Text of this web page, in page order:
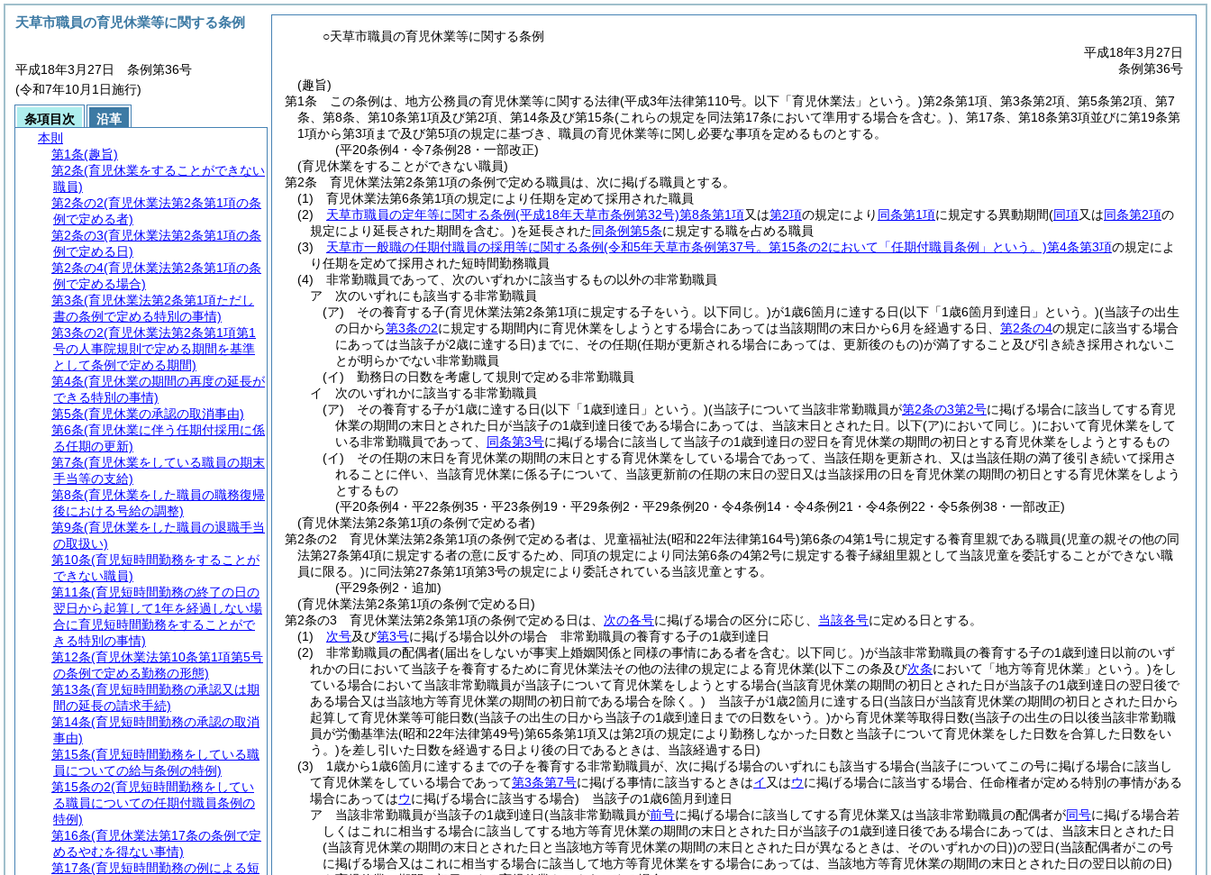
○天草市職員の育児休業等に関する条例
平成18年3月27日
条例第36号
(趣旨)
第1条
この条例は、地方公務員の育児休業等に関する法律(平成3年法律第110号。以下「育児休業法」という。)第2条第1項、第3条第2項、第5条第2項、第7
条、第8条、第10条第1項及び第2項、第14条及び第15条(これらの規定を同法第17条において準用する場合を含む。) 、第17条、第18条第3項並びに第19条第
1項から第3項まで及び第5項の規定に基づき、職員の育児休業等に関し必要な事項を定めるものとする。
(平20条例4・令7条例28・一部改正)
(育児休業をすることができない職員)
第2条
育児休業法第2条第1項の条例で定める職員は、次に掲げる職員とする。
(1)
育児休業法第6条第1項の規定により任期を定めて採用された職員
(2)
天草市職員の定年等に関する条例(平成18年天草市条例第32号)第8条第1項又は第2項の規定により 同条第1項に規定する異動期間(同項又は同条第2項の
規定により延長された期間を含む。)を延長された同条例第5条に規定する職を占める職員
(3)
天草市一般職の任期付職員の採用等に関する条例(令和5年天草市条例第37号。第15条の2において「任期付職員条例」という。)第4条第3項の規定によ
り任期を定めて採用された短時間勤務職員
(4)
非常勤職員であって、次のいずれかに該当するもの以外の非常勤職員
ア
次のいずれにも該当する非常勤職員
(ア)
その養育する子(育児休業法第2条第1項に規定する子をいう。以下同じ。)が1歳6箇月に達する日(以下「1歳6箇月到達日」という。)(当該子の出生
の日から第3条の2に規定する期間内に育児休業をしようとする場合にあっては当該期間の末日から6月を経過する日、第2条の4の規定に該当する場合
にあっては当該子が2歳に達する日) までに、その任期(任期が更新される場合にあっては、更新後のもの)が満了すること及び引き続き採用されないこ
とが明らかでない非常勤職員
(イ)
勤務日の日数を考慮して規則で定める非常勤職員
イ
次のいずれかに該当する非常勤職員
(ア)
その養育する子が1歳に達する日(以下「1歳到達日」という。)(当該子について当該非常勤職員が第2条の3第2号に掲げる場合に該当してする育児
休業の期間の末日とされた日が当該子の1歳到達日後である場合にあっては、当該末日とされた日。以下(ア)において同じ。)において育児休業をして
いる非常勤職員であって、 同条第3号に掲げる場合に該当して当該子の1歳到達日の翌日を育児休業の期間の初日とする育児休業をしようとするもの
(イ)
その任期の末日を育児休業の期間の末日とする育児休業をしている場合であって、当該任期を更新され、又は当該任期の満了後引き続いて採用さ
れることに伴い、当該育児休業に係る子について、当該更新前の任期の末日の翌日又は当該採用の日を育児休業の期間の初日とする育児休業をしよう
とするもの
(平20条例4・平22条例35・平23条例19・平29条例2・平29条例20・令4条例14・令4条例21・令4条例22・令5条例38・一部改正)
(育児休業法第2条第1項の条例で定める者)
第2条の2
育児休業法第2条第1項の条例で定める者は、児童福祉法(昭和22年法律第164号)第6条の4第1号に規定する養育里親である職員(児童の親その他の同
法第27条第4項に規定する者の意に反するため、同項の規定により同法第6条の4第2号に規定する養子縁組里親として当該児童を委託することができない職
員に限る。)に同法第27条第1項第3号の規定により委託されている当該児童とする。
(平29条例2・追加)
(育児休業法第2条第1項の条例で定める日)
第2条の3
育児休業法第2条第1項の条例で定める日は、 次の各号に掲げる場合の区分に応じ、 当該各号に定める日とする。
(1)
次号及び第3号に掲げる場合以外の場合 非常勤職員の養育する子の1歳到達日
(2)
非常勤職員の配偶者(届出をしないが事実上婚姻関係と同様の事情にある者を含む。以下同じ。)が当該非常勤職員の養育する子の1歳到達日以前のいず
れかの日において当該子を養育するために育児休業法その他の法律の規定による育児休業(以下この条及び次条において「地方等育児休業」という。)をし
ている場合において当該非常勤職員が当該子について育児休業をしようとする場合(当該育児休業の期間の初日とされた日が当該子の1歳到達日の翌日後で
ある場合又は当該地方等育児休業の期間の初日前である場合を除く。) 当該子が1歳2箇月に達する日(当該日が当該育児休業の期間の初日とされた日から
起算して育児休業等可能日数(当該子の出生の日から当該子の1歳到達日までの日数をいう。)から育児休業等取得日数(当該子の出生の日以後当該非常勤職
員が労働基準法(昭和22年法律第49号)第65条第1項又は第2項の規定により勤務しなかった日数と当該子について育児休業をした日数を合算した日数をい
う。)を差し引いた日数を経過する日より後の日であるときは、当該経過する日)
(3)
1歳から1歳6箇月に達するまでの子を養育する非常勤職員が、次に掲げる場合のいずれにも該当する場合(当該子についてこの号に掲げる場合に該当し
て育児休業をしている場合であって第3条第7号に掲げる事情に該当するときはイ 又はウに掲げる場合に該当する場合、任命権者が定める特別の事情がある
場合にあってはウに掲げる場合に該当する場合) 当該子の1歳6箇月到達日
ア
当該非常勤職員が当該子の1歳到達日(当該非常勤職員が前号に掲げる場合に該当してする育児休業又は当該非常勤職員の配偶者が同号に掲げる場合若
しくはこれに相当する場合に該当してする地方等育児休業の期間の末日とされた日が当該子の1歳到達日後である場合にあっては、当該末日とされた日
(当該育児休業の期間の末日とされた日と当該地方等育児休業の期間の末日とされた日が異なるときは、そのいずれかの日))の翌日(当該配偶者がこの号
に掲げる場合又はこれに相当する場合に該当して地方等育児休業をする場合にあっては、当該地方等育児休業の期間の末日とされた日の翌日以前の日)
天草市職員の育児休業等に関する条例
平成18年3月27日 条例第36号
(令和7年10月1日施行)
条項目次
沿革
本則
第1条(趣旨)
第2条(育児休業をすることができない
職員)
第2条の2(育児休業法第2条第1項の条
例で定める者)
第2条の3(育児休業法第2条第1項の条
例で定める日)
第2条の4(育児休業法第2条第1項の条
例で定める場合)
第3条(育児休業法第2条第1項ただし
書の条例で定める特別の事情)
第3条の2(育児休業法第2条第1項第1
号の人事院規則で定める期間を基準
として条例で定める期間)
第4条(育児休業の期間の再度の延長が
できる特別の事情)
第5条(育児休業の承認の取消事由)
第6条(育児休業に伴う任期付採用に係
る任期の更新)
第7条(育児休業をしている職員の期末
手当等の支給)
第8条(育児休業をした職員の職務復帰
後における号給の調整)
第9条(育児休業をした職員の退職手当
の取扱い)
第10条(育児短時間勤務をすることが
できない職員)
第11条(育児短時間勤務の終了の日の
翌日から起算して1年を経過しない場
合に育児短時間勤務をすることがで
きる特別の事情)
第12条(育児休業法第10条第1項第5号
の条例で定める勤務の形態)
第13条(育児短時間勤務の承認又は期
間の延長の請求手続)
第14条(育児短時間勤務の承認の取消
事由)
第15条(育児短時間勤務をしている職
員についての給与条例の特例)
第15条の2(育児短時間勤務をしてい
る職員についての任期付職員条例の
特例)
第16条(育児休業法第17条の条例で定
めるやむを得ない事情)
第17条(育児短時間勤務の例による短